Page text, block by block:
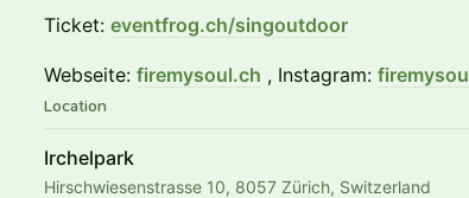
Ticket: eventfrog.ch/singoutdoor
Webseite: firemysoul.ch , Instagram:
Location
Irchelpark
Hirschwiesenstrasse 10, 8057 Zürich, Switzerland